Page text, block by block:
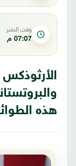
وقت النشر
07:07 م
الأرثوذكس
هذه